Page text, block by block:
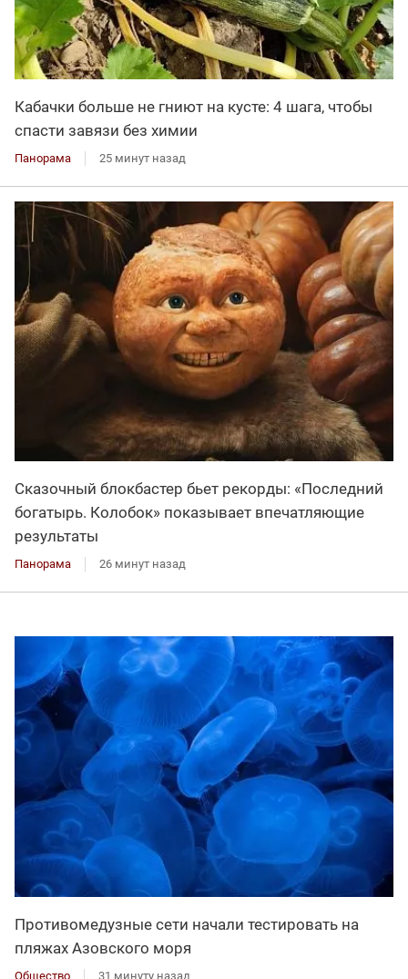
Кабачки больше не гниют на кусте: 4 шага, чтобы
спасти завязи без химии
Панорама 25 минут назад
Сказочный блокбастер бьет рекорды: «Последний
богатырь. Колобок» показывает впечатляющие
результаты
Панорама 26 минут назад
Противомедузные сети начали тестировать на
пляжах Азовского моря
Общество 31 минуту назад